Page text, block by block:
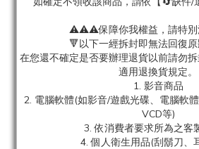
⚠️⚠️⚠️保障你我權益，請特
🔻以下一經拆封即無法回復
在您還不確定是否要辦理退貨以前請勿
適用退換貨規定。
1. 影音商品
2. 電腦軟體(如影音/遊戲光碟、電腦軟體
VCD等)
3. 依消費者要求所為之客
4. 個人衛生用品(刮鬍刀、